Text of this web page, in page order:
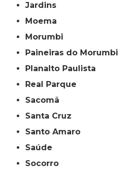
Jardins
Moema
Morumbi
Paineiras do Morumbi
Planalto Paulista
Real Parque
Sacomã
Santa Cruz
Santo Amaro
Saúde
Socorro